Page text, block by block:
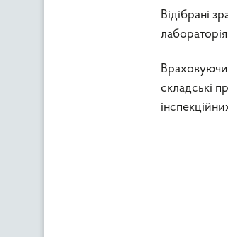
Відібрані
Враховуючи
складські